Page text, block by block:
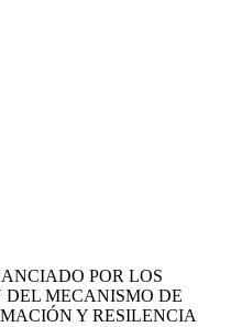
POR LOS
DEL MECANISMO DE
Y RESILENCIA